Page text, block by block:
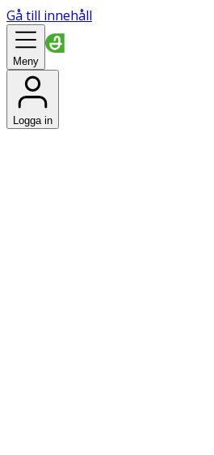
Gå till innehåll
Meny
Logga in